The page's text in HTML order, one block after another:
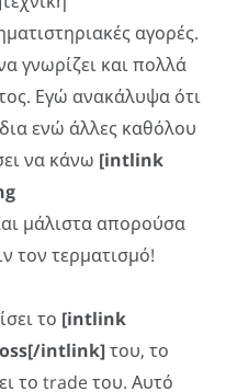
αγορές.
γνωρίζει και πολλά
Εγώ ανακάλυψα ότι
ενώ άλλες καθόλου
να κάνω [intlink
μάλιστα απορούσα
τον τερματισμό!
το [intlink
intlink]του, το
το trade του. Αυτό